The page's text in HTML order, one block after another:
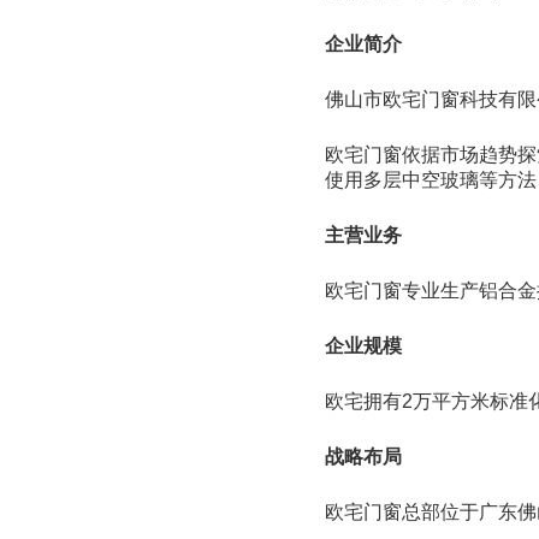
企业简介
佛山市欧宅门窗科技有
欧宅门窗依据市场趋势
使用多层中空玻璃等方
主营业务
欧宅门窗专业生产铝合
企业规模
欧宅拥有2万平方米标准
战略布局
欧宅门窗总部位于广东